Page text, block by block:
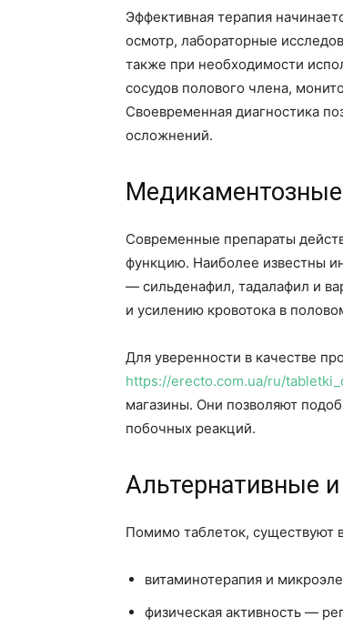
Эффективная терапия
осмотр, лабораторные
также при необходимости
сосудов полового члена,
Своевременная диагностика
осложнений.
Современные препараты
функцию. Наиболее известны
— сильденафил, тадалафил и
и усилению кровотока в
Для уверенности в качестве
https://erecto.com.ua/ru/
магазины. Они позволяют
побочных реакций.
Альтернативные
Помимо таблеток, существуют
витаминотерапия и
физическая активность —